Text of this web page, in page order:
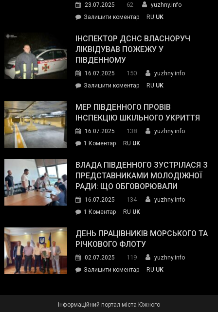
гуманітарну
допомогу
23.07.2025 62
yuzhny.info
Залишити коментарon
провів
нараду
силових
та
органів:
«Наш
спільний
окупанти.
Маємо
діяти
команда
RU UK
ІНСПЕКТОР ДСНС ВЛАСНОРУЧ
ЛІКВІДУВАВ ПОЖЕЖУ У
ПІВДЕННОМУ
16.07.2025 150
yuzhny.info
Залишити коментарon
ДСНС
власноруч
пожежу
у
RU UK
МЕР ПІВДЕННОГО ПРОВІВ
ІНСПЕКЦІЮ ШКІЛЬНОГО УКРИТТЯ
16.07.2025 138
yuzhny.info
1 Коментардо
Південного
провів
інспекцію
укриття
RU UK
ВЛАДА ПІВДЕННОГО ЗУСТРІЛАСЯ З
ПРЕДСТАВНИКАМИ МОЛОДІЖНОЇ
РАДИ: ЩО ОБГОВОРЮВАЛИ
16.07.2025 134
yuzhny.info
1 Коментардо
Південного
зустрілася
представниками
молодіжної
обговорювали
RU UK
ДЕНЬ ПРАЦІВНИКІВ МОРСЬКОГО ТА
РІЧКОВОГО ФЛОТУ
02.07.2025 119
yuzhny.info
Залишити коментарon
RU UK
Інформаційний портал міста Южного